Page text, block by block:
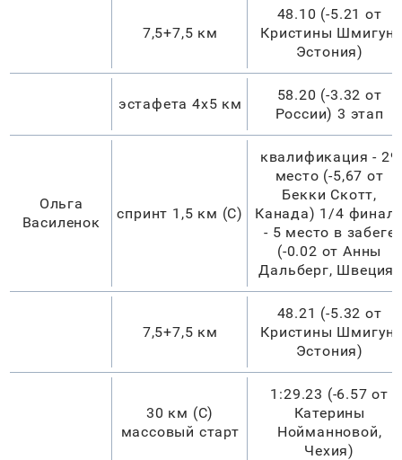
7,5+7,5 км
48.10 (-5.21 от
Кристины Шмигун,
Эстония)
эстафета 4х5 км
58.20 (-3.32 от
России) 3 этап
Ольга
Василенок
спринт 1,5 км (С)
квалификация - 29
место (-5,67 от
Бекки Скотт,
Канада) 1/4
- 5 место в забеге
(-0.02 от Анны
Дальберг, Швеция)
7,5+7,5 км
48.21 (-5.32 от
Кристины Шмигун,
Эстония)
30 км (С)
массовый старт
1:29.23 (-6.57 от
Катерины
Нойманновой,
Чехия)